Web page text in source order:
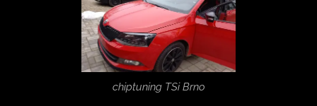
chiptuning TSi Brno